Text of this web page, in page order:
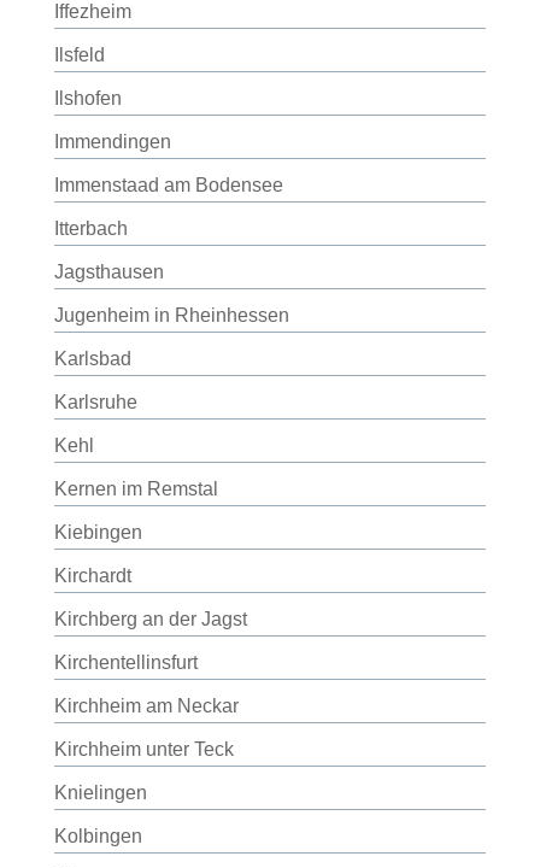
Iffezheim
Ilsfeld
Ilshofen
Immendingen
Immenstaad am Bodensee
Itterbach
Jagsthausen
Jugenheim in Rheinhessen
Karlsbad
Karlsruhe
Kehl
Kernen im Remstal
Kiebingen
Kirchardt
Kirchberg an der Jagst
Kirchentellinsfurt
Kirchheim am Neckar
Kirchheim unter Teck
Knielingen
Kolbingen